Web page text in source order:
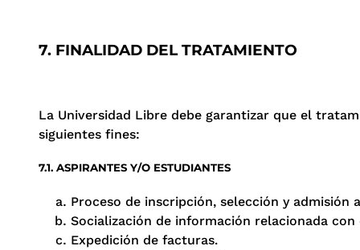
7. FINALIDAD DEL TRATAMIENTO
La Universidad Libre debe garantizar que el
siguientes fines:
7.1. ASPIRANTES Y/O ESTUDIANTES
Proceso de inscripción, selección y admisión
Socialización de información relacionada
Expedición de facturas.